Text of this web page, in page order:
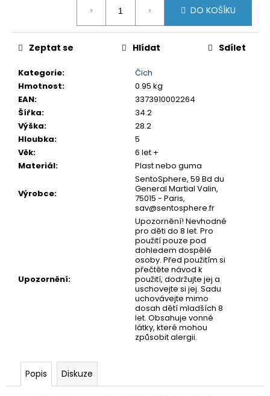
DO KOŠÍKU
Kategorie:
Čich
Hmotnost:
0.95 kg
EAN:
3373910002264
Šířka:
34.2
Výška:
28.2
Hloubka:
5
Věk:
6 let +
Materiál: Plast nebo guma
Výrobce:
SentoSphere, 59 Bd du
General Martial Valin,
75015 - Paris,
sav@sentosphere.fr
Upozornění:
Upozornění! Nevhodné
pro děti do 8 let. Pro
použití pouze pod
dohledem dospělé
osoby. Před použitím si
přečtěte návod k
použití, dodržujte jej a
uschovejte si jej. Sadu
uchovávejte mimo
dosah dětí mladších 8
let. Obsahuje vonné
látky, které mohou
způsobit alergii.
Zeptat se Hlídat Sdílet
Popis Diskuze
č
u
e
m
e
SENTOSPHERE
VYROB
SI
SÁM
KOUPELOVÉ
BOMBY